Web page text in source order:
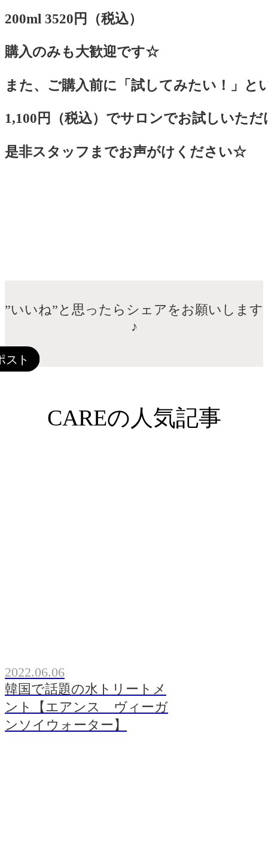
200ml 3520 円（税込）
購入のみも大歓迎です☆
また、ご購入前に「試してみたい！」と
1,100円（税込）でサロンでお試しいた
是非スタッフまでお声がけください☆
”いいね”と思ったらシェアをお願いします
♪
CAREの人気記事
2022.06.06
韓国で話題の水トリートメ
ント【エアンス ヴィーガ
ンソイウォーター】